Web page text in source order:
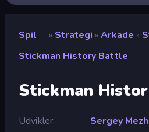
Spil » Strategi » Arkade »
Stickman History Battle
Stickman
Udvikler
Sergey